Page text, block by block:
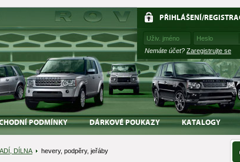
PŘIHLÁŠENÍ/
Nemáte účet? Zaregistrujte se
PODMÍNKY DÁRKOVÉ POUKAZY KATALOGY
DÍLNA hevery, podpěry, jeřáby